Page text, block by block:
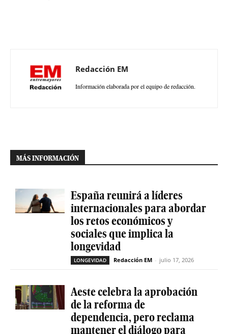
Redacción EM
Información elaborada por el equipo de redacción.
MÁS INFORMACIÓN
España reunirá a líderes
internacionales para abordar
los retos económicos y
sociales que implica la
longevidad
LONGEVIDAD Redacción EM - julio 17, 2026
Aeste celebra la aprobación
de la reforma de
dependencia, pero reclama
mantener el diálogo para